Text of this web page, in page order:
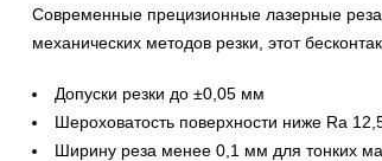
Современные прецизионные лазерные
механических методов резки, этот
Допуски резки до ±0,05 мм
Шероховатость поверхности ниже Ra
Ширину реза менее 0,1 мм для тонких